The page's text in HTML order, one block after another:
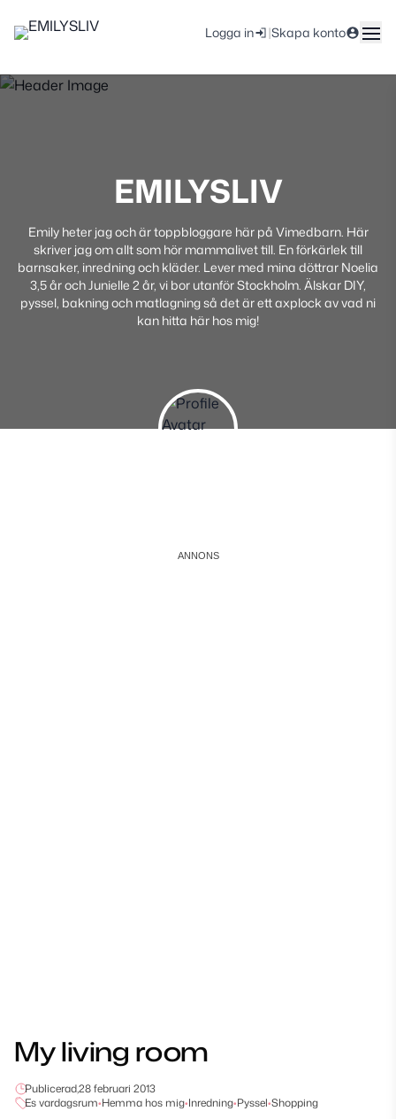
Logga in |Skapa konto
EMILYSLIV
Emily heter jag och är toppbloggare här på Vimedbarn. Här
skriver jag om allt som hör mammalivet till. En förkärlek till
barnsaker, inredning och kläder. Lever med mina döttrar Noelia
3,5 år och Junielle 2 år, vi bor utanför Stockholm. Älskar DIY,
pyssel, bakning och matlagning så det är ett axplock av vad ni
kan hitta här hos mig!
My living room
Publicerad,28 februari 2013
Es vardagsrum•Hemma hos mig•Inredning•Pyssel•Shopping